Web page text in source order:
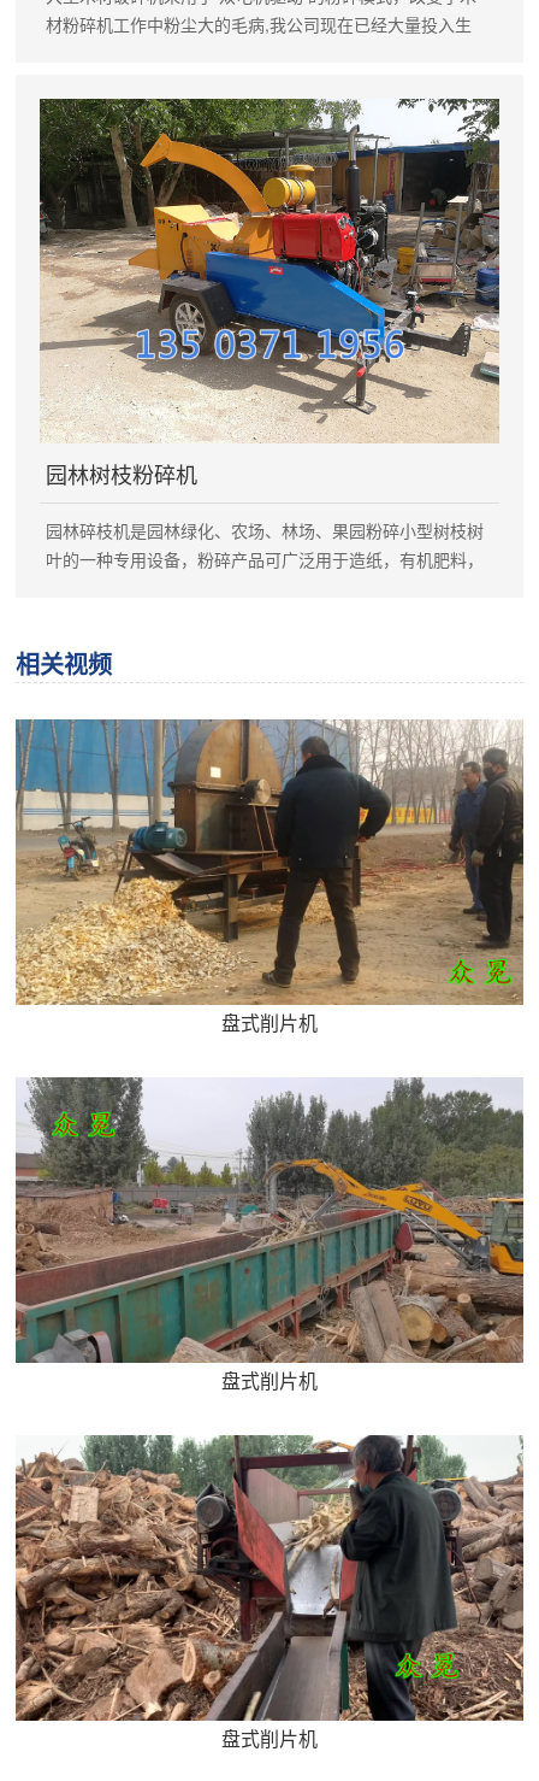
材粉碎机工作中粉尘大的毛病,我公司现在已经大量投入生
秆、高梁秆等纤维质秆状物料的切屑。该大型木材破碎机生
产的锯末广泛用于造纸、食用菌，机制木炭，刨花板、锯末
板，高密度板、中纤板等工业生产。 大型木材破碎机工作原
理： 木材破碎机主要由粉碎装置、螺旋出料和风机组成。木
材经过皮带输送机送至粉碎机的粉碎腔内，不需晒干就可送
进粉碎装置进一步粉碎，粉碎后的成品由螺旋器送至集料地
点。大型木材破碎机比起锤片式木材粉碎机结构要复杂，该
机设计合理，功耗低，产量大。 大型木材破碎机性能特点
：设备性能较其它同类产品得到了很大的提升。 1、整套设
备采用双电动机驱动，该机工作稳定、耗能少，产量高、木
屑机成品质量好，加工成本低。 2、木材粉碎机属锤片式粉
碎机的一种，它主要是利用刀片切屑及气流撞击的原理将所
要粉碎的物料进行粉碎。此设备主要由粉碎、分级、输送、
卸料及除尘五大部分组成，取消传统的筛选工序，该机所加
回转直径 mm 锤片数量 锤片厚度 mm 料口直径 mm 主轴转
速 r/mi 功率 kw 风机 kw 产量 kg\h 1200型 750 98 8
8 1450X450 1800 110KW 5.5kw 4000-6000
园林树枝粉碎机
园林碎枝机是园林绿化、农场、林场、果园粉碎小型树枝树
叶的一种专用设备，粉碎产品可广泛用于造纸，有机肥料，
杆农作物，茅草，等纤维秆状物料的粉碎加工。该园林碎枝
机也可作人造高密度板的原料生产用，该设备适合流动作
园林碎枝机也更加适合园绿化垃圾的粉碎。 园林碎枝机特
点： 1、园林碎枝机是园林绿化专业粉碎设备，可移动
作业，动力分为电机带动或柴油机驱动两种，可根据自己实
际情况选择适合自己的机型。 2、用途广泛，用于多种
行业物料粉碎加工，使用广泛，是一种专业用于加工各种树
枝树叶、废木料的专业设备。 3、该机采用刀片切割和
高速气流冲击，碰撞双重粉碎功能于一体，在刀片切割粉碎
过程中，转子产生高速气流，随刀片切割方向旋转，物料加
速并反复冲击使物料同时受到双重粉碎，加速物料的粉碎
率。 4、园林碎枝机具有投资少、耗能低、生产率高、
经济效益好，使用维修方便等优点。 园林碎枝机特点及优
2.工作平稳：连续粉碎，并经过专业动平衡处理，安全
可靠。 3.经久耐用：钢结构组件，选料坚实可靠，采用
大功率调心轴承，使用寿命长。 4.使用成本低：切刀选
材优良，双面刀刃，寿命达500至1000小时，且可反复重磨
5.移动方便：可根据客户的要求生产拖挂移动式粉碎
机，便于野外生产。
相关视频
盘式削片机
盘式削片机
盘式削片机